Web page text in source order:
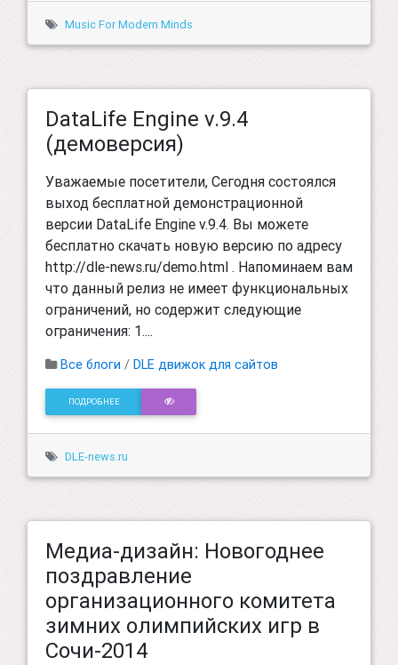
Music For Modern Minds
DataLife Engine v.9.4
(демоверсия)
Уважаемые посетители, Сегодня состоялся
выход бесплатной демонстрационной
версии DataLife Engine v.9.4. Вы можете
бесплатно скачать новую версию по адресу
http://dle-news.ru/demo.html . Напоминаем вам
что данный релиз не имеет функциональных
ограничений, но содержит следующие
ограничения: 1....
Все блоги / DLE движок для сайтов
ПОДРОБНЕЕ
DLE-news.ru
Медиа-дизайн: Новогоднее
поздравление
организационного комитета
зимних олимпийских игр в
Сочи-2014